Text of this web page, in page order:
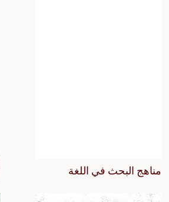
مناهج البحث في اللغة